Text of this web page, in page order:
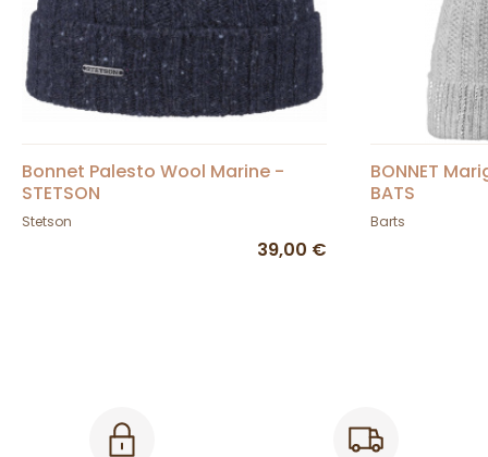
Bonnet Palesto Wool Marine -
STETSON
Stetson
39,00 €
BONNET
BATS
Barts